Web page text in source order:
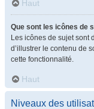
Haut
Que sont les icônes de
Les icônes de sujet sont
d’illustrer le contenu de
cette fonctionnalité.
Haut
Niveaux des